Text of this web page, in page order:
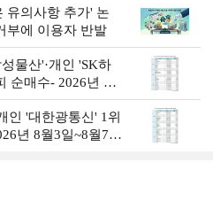
유의사항 추가' 논
부에 이용자 반발
물산'·개인 'SK하
순매수- 2026년 8
인 '대한광통신' 1위
년 8월3일~8월7